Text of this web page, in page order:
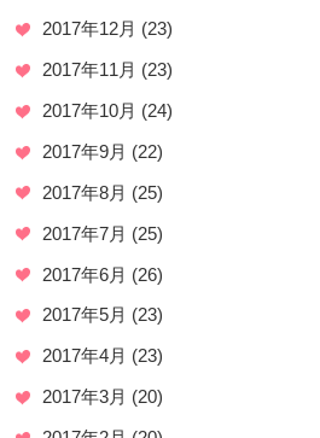
2017年12月 (23)
2017年11月 (23)
2017年10月 (24)
2017年9月 (22)
2017年8月 (25)
2017年7月 (25)
2017年6月 (26)
2017年5月 (23)
2017年4月 (23)
2017年3月 (20)